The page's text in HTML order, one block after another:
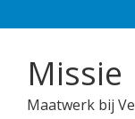
Missie
Maatwerk bij